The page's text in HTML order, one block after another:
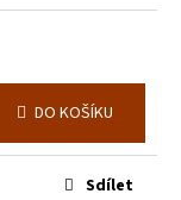
DO KOŠÍKU
Sdílet